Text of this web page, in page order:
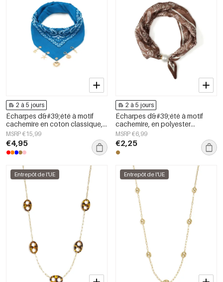
2 à 5 jours
Écharpes d&#39;été à motif
cachemire en coton classique,
accessoires du quotidien
MSRP €15,99
€4,95
2 à 5 jours
Écharpes d&#39;été à motif
cachemire, en polyester
décontracté, accessoires du
quotidien
MSRP €6,99
€2,25
Entrepôt de l'UE Entrepôt de l'UE